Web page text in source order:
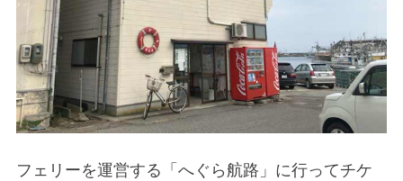
フェリーを運営する「へぐら航路」に行ってチケ